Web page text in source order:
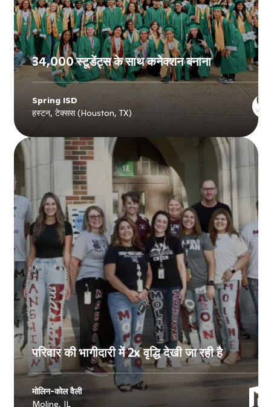
34,000 स्टूडेंट्स के साथ कनेक्शन बनाना
Spring ISD
हस्टन, टेक्सस (Houston, TX)
ExploreSpring ISD
परिवार की भागीदारी में 2x वृद्धि देखी जा रही है
मोलिन-कोल वैली
Moline, IL